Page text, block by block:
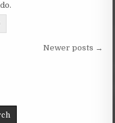
Newer posts →